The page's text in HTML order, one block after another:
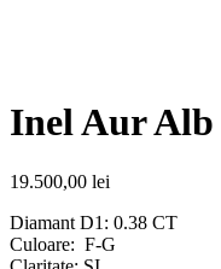
Inel Aur Alb
19.500,00 lei
Diamant D1: 0.38 CT
Culoare: F-G